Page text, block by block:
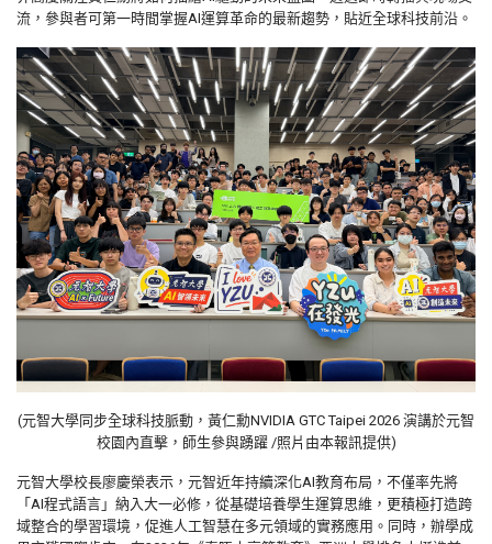
流，參與者可第一時間掌握AI運算革命的最新趨勢，貼近全球科技前沿。
(元智大學同步全球科技脈動，黃仁勳NVIDIA GTC Taipei 2026 演講於元智
校園內直擊，師生參與踴躍 /照片由本報訊提供)
元智大學校長廖慶榮表示，元智近年持續深化AI教育布局，不僅率先將
「 AI程式語言」納入大一必修，從基礎培養學生運算思維，更積極打造跨
域整合的學習環境，促進人工智慧在多元領域的實務應用。同時，辦學成